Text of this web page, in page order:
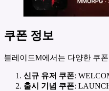
쿠폰 정보
블레이드M에서는 다양한 쿠
신규 유저 쿠폰:
출시 기념 쿠폰: